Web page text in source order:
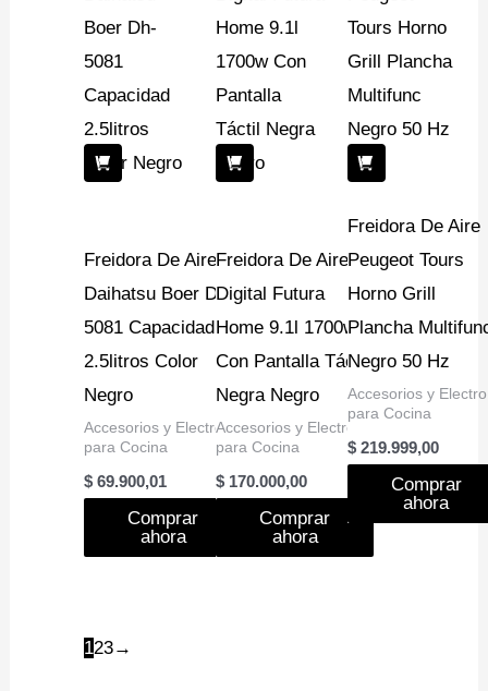
Freidora De Aire
Daihatsu Boer Dh-
5081 Capacidad
2.5litros Color
Negro
Accesorios y Electro
para Cocina
$ 69.900,01
Comprar
ahora
Freidora De Aire
Digital Futura
Home 9.1l 1700w
Con Pantalla Táctil
Negra Negro
Accesorios y Electro
para Cocina
$ 170.000,00
Comprar
ahora
Freidora De Aire
Peugeot Tours
Horno Grill
Plancha
Negro 50 Hz
Accesorios y Electro
para Cocina
$219.999,00
Comprar
ahora
123→